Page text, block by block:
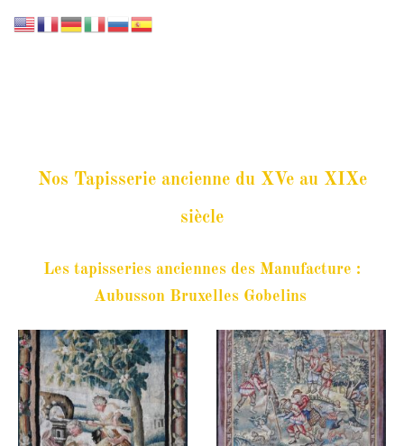
GALERIE LISSIER
Nos Tapisserie ancienne du XVe au XIXe
siècle
Les tapisseries anciennes des Manufacture :
Aubusson Bruxelles Gobelins